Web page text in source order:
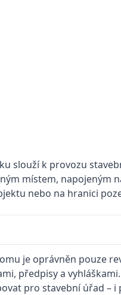
slouží k provozu
místem,
nebo na hranici
je oprávněn pouze
předpisy a
pro stavební úřad – i